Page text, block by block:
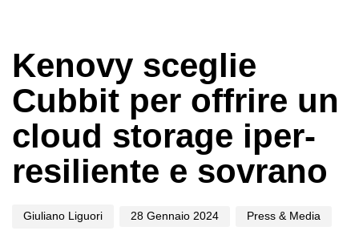
Kenovy sceglie
Cubbit per offrire un
cloud storage iper-
resiliente e sovrano
Giuliano Liguori
on:
28 Gennaio 2024 Press & Media